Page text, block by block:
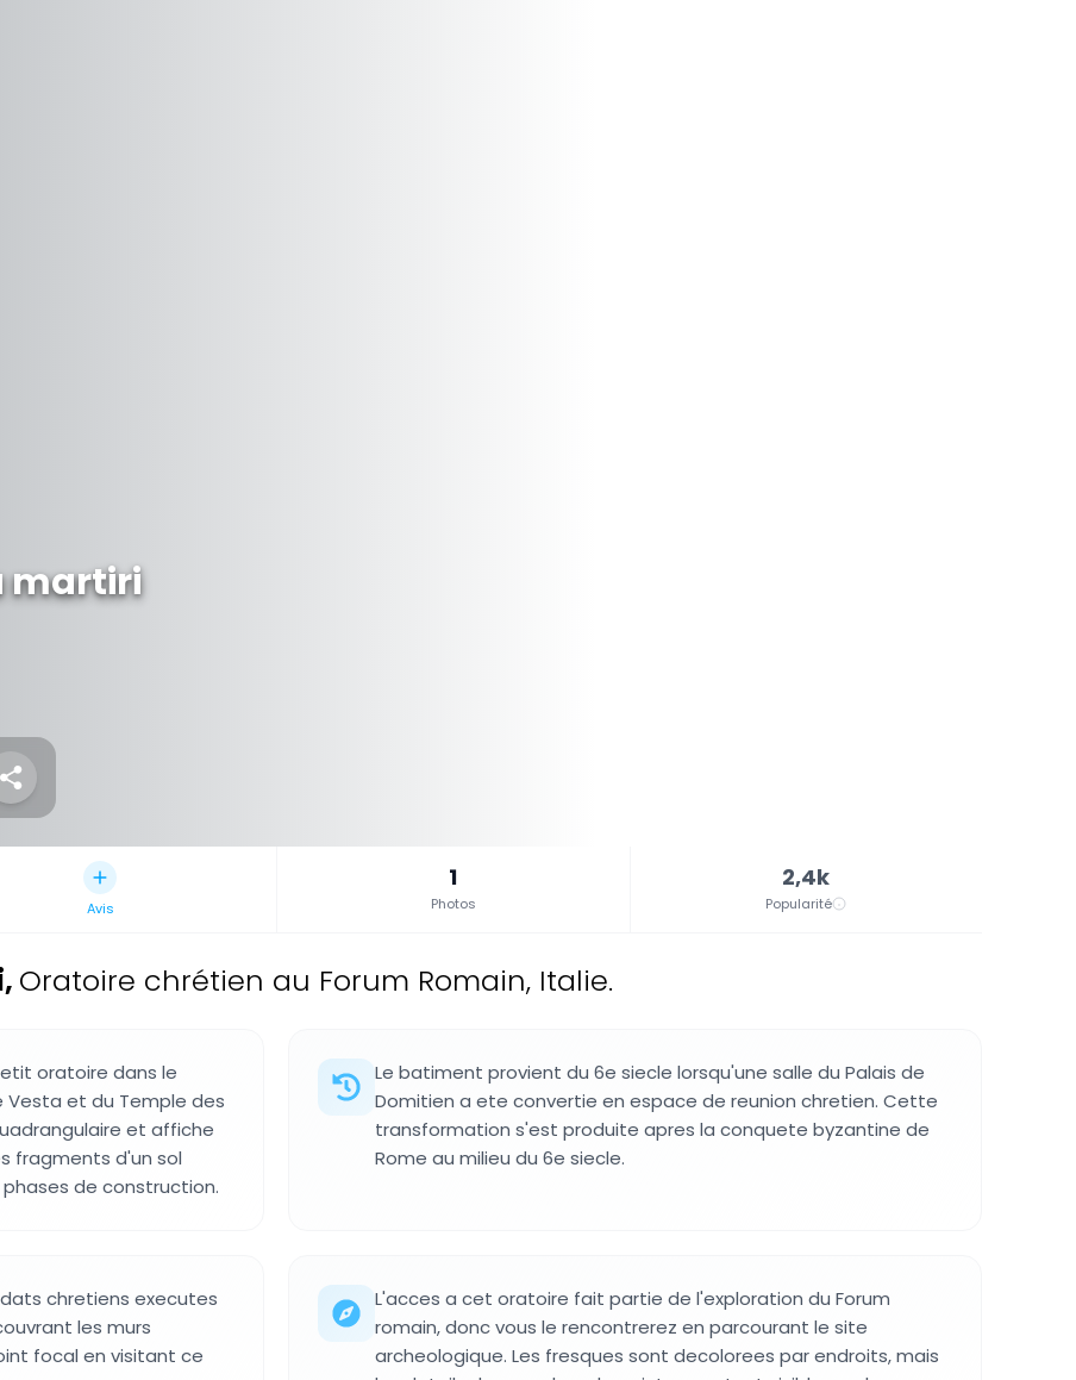
martiri
Avis
1
Photos
2,4k
Popularité
, Oratoire chrétien au Forum Romain, Italie.
oratoire dans le
Vesta et du Temple des
et affiche
fragments d'un sol
de construction.
Le batiment provient du 6e siecle lorsqu'une salle du Palais de
Domitien a ete convertie en espace de reunion chretien. Cette
transformation s'est produite apres la conquete byzantine de
Rome au milieu du 6e siecle.
chretiens executes
les murs
focal en visitant ce
L'acces a cet oratoire fait partie de l'exploration du Forum
romain, donc vous le rencontrerez en parcourant le site
archeologique. Les fresques sont decolorees par endroits, mais